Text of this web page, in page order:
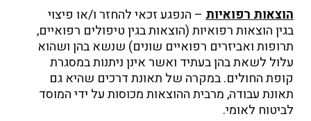
הוצאות רפואיות – הנפגע זכאי להחזר ו/או פיצוי
בגין הוצאות רפואיות (הוצאות בגין טיפולים רפואיים,
תרופות ואביזרים רפואיים שונים) שנשא בהן ושהוא
עלול לשאת בהן בעתיד ואשר אינן ניתנות במסגרת
קופת החולים. במקרה של תאונת דרכים שהיא גם
תאונת עבודה, מרבית ההוצאות מכוסות על ידי המוסד
לביטוח לאומי.